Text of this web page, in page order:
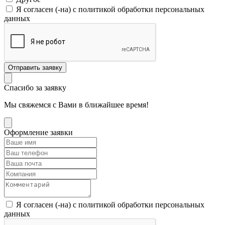
Я согласен (-на) с политикой обработки персональных
данных
Спасибо за заявку
Мы свяжемся с Вами в ближайшее время!
Оформление заявки
Я согласен (-на) с политикой обработки персональных
данных